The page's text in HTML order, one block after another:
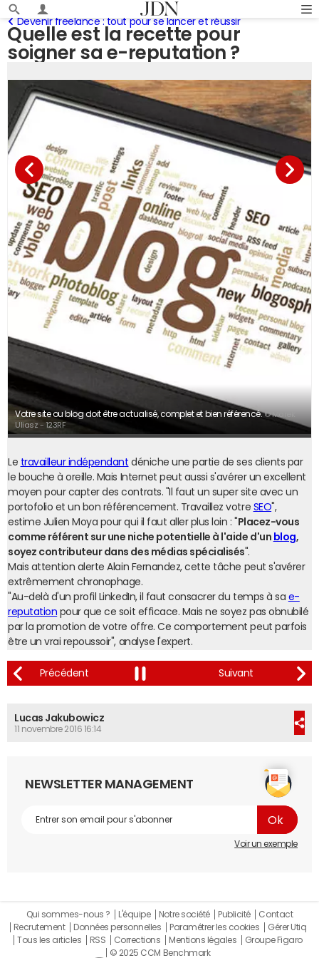
Quelle est la recette pour
soigner sa e-reputation ?
Devenir freelance : tout pour se lancer et réussir
Votre site ou blog doit être actualisé, complet et bien référencé.© Marek
Uliasz - 123RF
Le travailleur indépendant déniche une partie de ses clients par
le bouche à oreille. Mais Internet peut aussi s'avérer un excellent
moyen pour capter des contrats. "Il faut un super site avec un
portofolio et un bon référencement. Travaillez votre SEO",
estime Julien Moya pour qui il faut aller plus loin : " Placez-vous
comme référent sur une niche potentielle à l'aide d'un blog,
soyez contributeur dans des médias spécialisés".
Mais attention alerte Alain Fernandez, cette tâche peut s'avérer
extrêmement chronophage.
"Au-delà d'un profil LinkedIn, il faut consacrer du temps à sa e-
reputation pour que ce soit efficace. Mais ne soyez pas obnubilé
par la promotion de votre offre. Ce comportement peut parfois
être un vrai repoussoir", analyse l'expert.
Lucas Jakubowicz
11 novembre 2016 16:14
NEWSLETTER MANAGEMENT
Voir un exemple
Qui sommes-nous ? L'équipe Notre société Publicité
Contact
Recrutement
Données personnelles Paramétrer les cookies
Gérer Utiq
Tous les articles
RSS Corrections Mentions légales
Groupe Figaro
© 2025 CCM Benchmark